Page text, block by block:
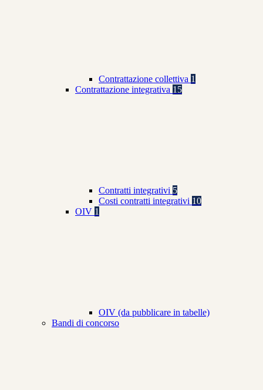
Contrattazione collettiva 1
Contrattazione integrativa 15
Contratti integrativi 5
Costi contratti integrativi 10
OIV 1
OIV (da pubblicare in tabelle)
Bandi di concorso